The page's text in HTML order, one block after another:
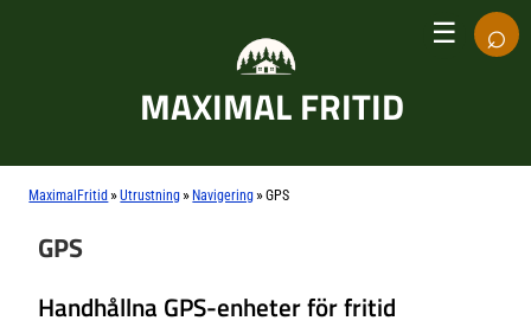
MAXIMAL FRITID
☰ ⌕
MaximalFritid »Utrustning » Navigering »GPS
GPS
Handhållna GPS-enheter för fritid